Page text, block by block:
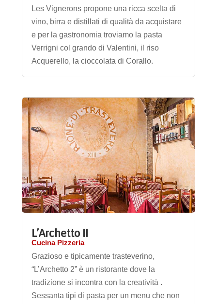
Les Vignerons propone una ricca scelta di
vino, birra e distillati di qualità da acquistare
e per la gastronomia troviamo la pasta
Verrigni col grando di Valentini, il riso
Acquerello, la cioccolata di Corallo.
L’Archetto II
Cucina Pizzeria
Grazioso e tipicamente trasteverino,
“L’Archetto 2” è un ristorante dove la
tradizione si incontra con la creatività .
Sessanta tipi di pasta per un menu che non